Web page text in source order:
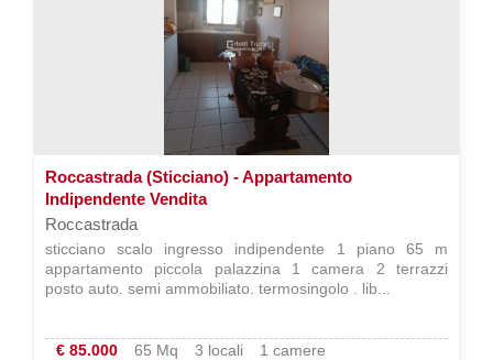
Roccastrada (Sticciano) - Appartamento
Indipendente Vendita
Roccastrada
sticciano scalo ingresso indipendente 1 piano 65 m
appartamento piccola palazzina 1 camera 2 terrazzi
posto auto. semi ammobiliato. termosingolo . lib...
€ 85.000 65 Mq 3 locali
1 camere